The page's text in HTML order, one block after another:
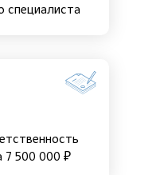
специалиста
7 500 000 ₽